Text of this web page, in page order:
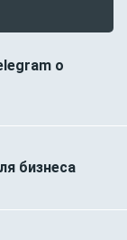
о
бизнеса